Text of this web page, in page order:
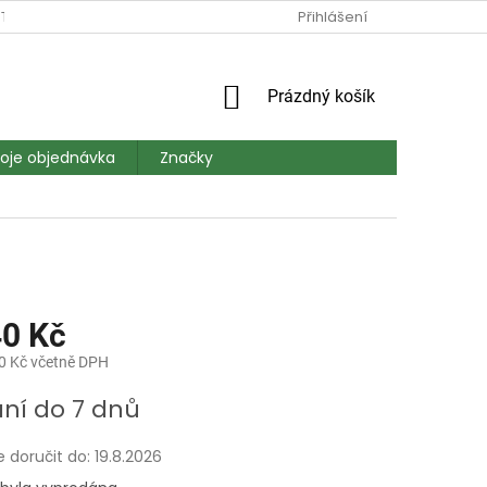
MAPA SERVERU
Přihlášení
NÁKUPNÍ
Prázdný košík
objednávka Značky
Kč
Kč včetně DPH
do 7 dnů
doručit do: 19.8.2026